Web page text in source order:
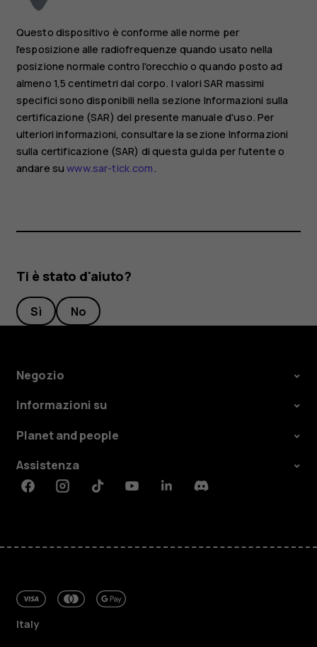
Questo dispositivo è conforme alle norme per
l'esposizione alle radiofrequenze quando usato nella
posizione normale contro l'orecchio o quando posto ad
almeno 1,5 centimetri dal corpo. I valori SAR massimi
specifici sono disponibili nella sezione Informazioni sulla
certificazione (SAR) del presente manuale d'uso. Per
ulteriori informazioni, consultare la sezione Informazioni
sulla certificazione (SAR) di questa guida per l'utente o
andare suwww.sar-tick.com.
Ti è stato d'aiuto?
Sì No
Negozio
Informazioni su
Planet and people
Assistenza
FacebookInstagramTiktokYoutubeLinkedinDiscord
Italy